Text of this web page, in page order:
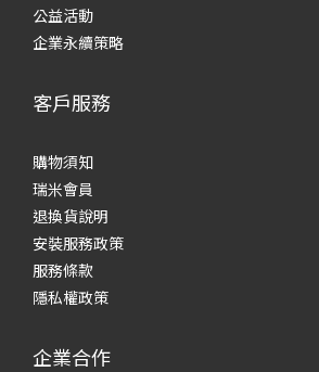
公益活動
企業永續策略
客戶服務
購物須知
瑞米會員
退換貨說明
安裝服務政策
服務條款
隱私權政策
企業合作